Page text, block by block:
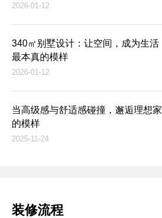
2026-01-12
340㎡别墅设计：让空间，成为生活
最本真的模样
2026-01-12
当高级感与舒适感碰撞，邂逅理想家
的模样
2025-11-24
装修流程